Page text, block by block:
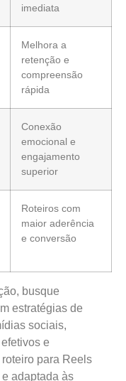
imediata
Melhora a
retenção e
compreensão
rápida
Conexão
emocional e
engajamento
superior
Roteiros com
maior aderência
e conversão
busque
estratégias de
sociais,
e
para Reels
adaptada às